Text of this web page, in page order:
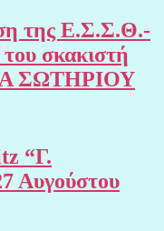
της Ε.Σ.Σ.Θ.-
σκακιστή
ΣΩΤΗΡΙΟΥ
“Γ.
Αυγούστου